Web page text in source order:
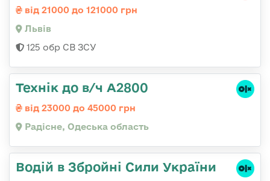
від 21000 до 121000 грн
Львів
125 обр СВ ЗСУ
Технік до в/ч А2800
від 23000 до 45000 грн
Радісне, Одеська область
Водій в Збройні Сили України